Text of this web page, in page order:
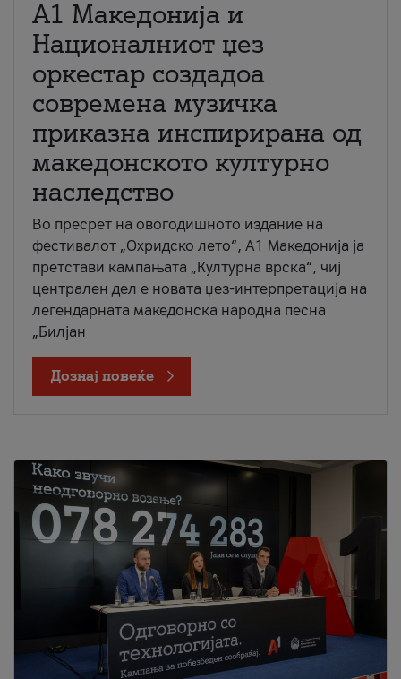
А1 Македонија и
Националниот џез
оркестар создадоа
современа музичка
приказна инспирирана од
македонското културно
наследство
Во пресрет на овогодишното издание на
фестивалот „Охридско лето“, А1 Македонија ја
претстави кампањата „Културна врска“, чиј
централен дел е новата џез-интерпретација на
легендарната македонска народна песна
„Билјан
Дознај повеќе